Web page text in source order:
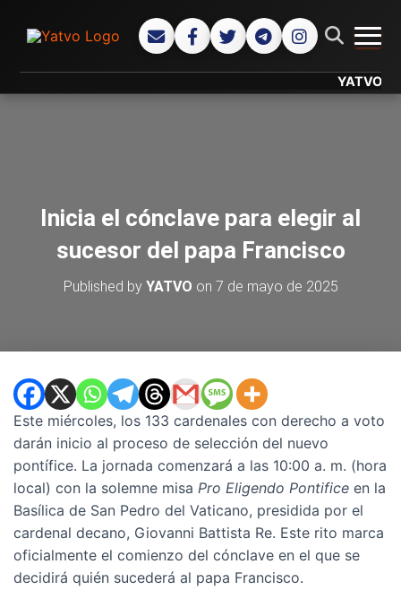
YATVO...
Inicia el cónclave para elegir al
sucesor del papa Francisco
Published by YATVO on 7 de mayo de 2025
Este miércoles, los 133 cardenales con derecho a voto
darán inicio al proceso de selección del nuevo
pontífice. La jornada comenzará a las 10:00 a. m. (hora
local) con la solemne misa Pro Eligendo Pontifice en la
Basílica de San Pedro del Vaticano, presidida por el
cardenal decano, Giovanni Battista Re. Este rito marca
oficialmente el comienzo del cónclave en el que se
decidirá quién sucederá al papa Francisco.